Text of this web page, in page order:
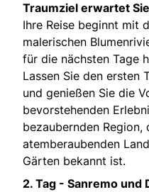
Traumziel erwartet
Ihre Reise beginnt mit
malerischen
für die nächsten Tage
Lassen Sie den ersten
und genießen Sie die
bevorstehenden
bezaubernden Region,
atemberaubenden
Gärten bekannt ist.
2. Tag - Sanremo und